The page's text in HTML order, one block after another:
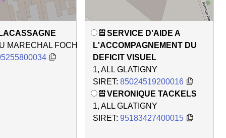
MARECHAL FOCH
SERVICE D'AIDE A
L'ACCOMPAGNEMENT DU
DEFICIT VISUEL
1, ALL GLATIGNY
SIRET: 85024519200016
VERONIQUE TACKELS
1, ALL GLATIGNY
SIRET: 95183427400015